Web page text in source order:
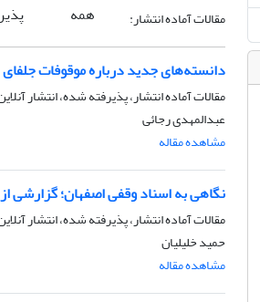
مقالات آماده انتشار: همه
دانسته‌های جدید درباره موقوفات
مقالات آماده انتشار، پذیرفته شده، انتشار
عبدالمهدی رجائی
مشاهده مقاله
نگاهی به اسناد وقفی اصفهان؛ گزارشی
مقالات آماده انتشار، پذیرفته شده، انتشار
حمید خلیلیان
مشاهده مقاله